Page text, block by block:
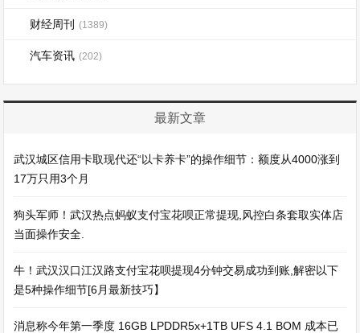
财经周刊 (1389)
汽车资讯 (202)
最新文章
武汉城区信用卡取现代还“以卡养卡”的操作细节：额度从4000涨到
17万只用3个月
狗头军师！武汉热点蚂蚁支付宝花呗正常提现,风控白条套取实体店
当面操作安全.
牛！武汉汉口江汉路支付宝花呗提现4分钟交易成功到账,解密以下
是5种操作细节[6月最新技巧】
消息称今年第一季度 16GB LPDDR5x+1TB UFS 4.1 BOM 成本已